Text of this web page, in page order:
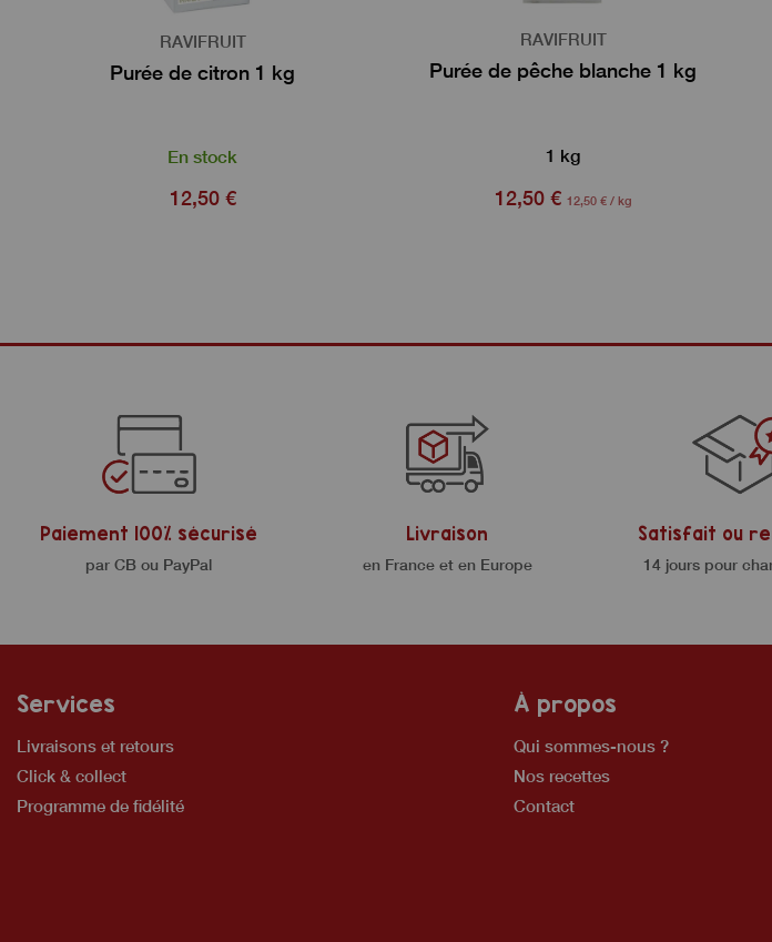
RAVIFRUIT
Purée de citron 1 kg
En stock
12,50 €
RAVIFRUIT
Purée de pêche blanche 1 kg
1 kg
12,50 € 12,50 € / kg
Paiement 100% sécurisé
par CB ou PayPal
Livraison
en France et en Europe
Satisfait ou
14 jours pour
Services
Livraisons et retours
Click & collect
Programme de fidélité
À propos
Qui sommes-nous ?
Nos recettes
Contact